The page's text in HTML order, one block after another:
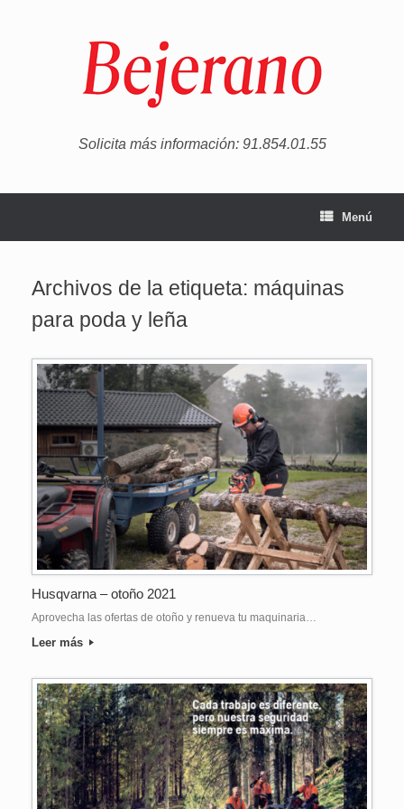
Solicita más información: 91.854.01.55
Menú
Archivos de la etiqueta: máquinas
para poda y leña
Husqvarna – otoño 2021
Aprovecha las ofertas de otoño y renueva tu maquinaria…
Leer más